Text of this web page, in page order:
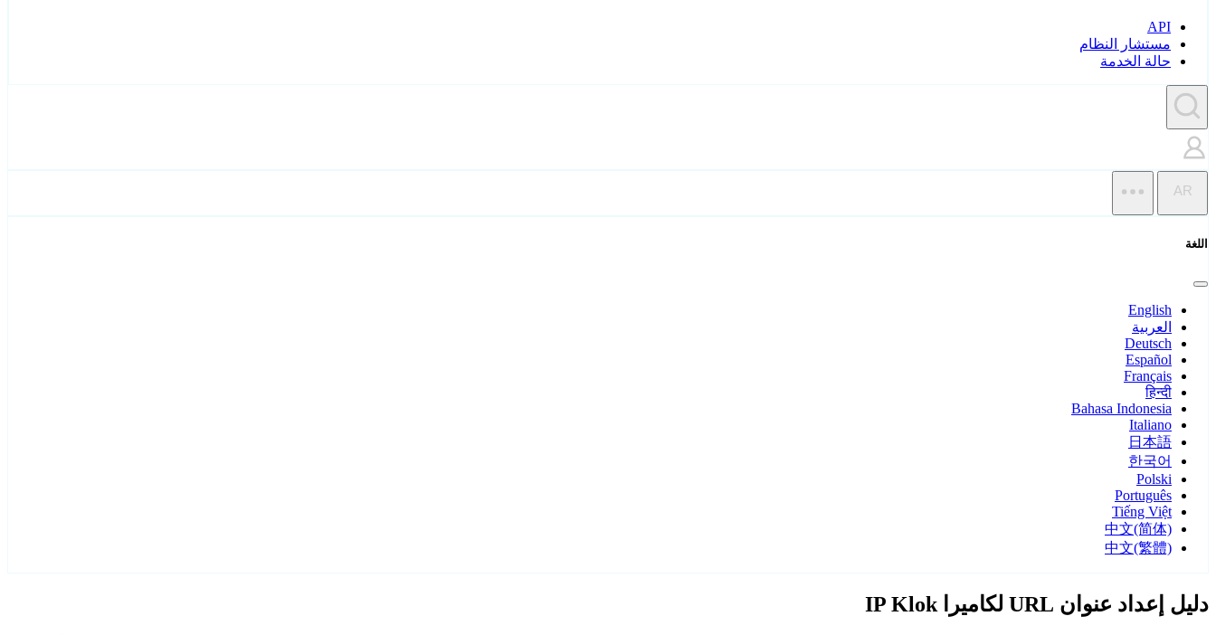
API
مستشار النظام
حالة الخدمة
AR
اللغة
English
العربية
Deutsch
Español
Français
हिन्दी
Bahasa Indonesia
Italiano
日本語
한국어
Polski
Português
Tiếng Việt
中文(简体)
中文(繁體)
دليل إعداد عنوان URL لكاميرا IP Klok